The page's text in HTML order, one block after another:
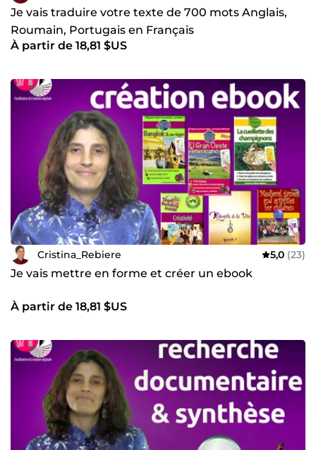
Je vais traduire votre texte de 700 mots Anglais,
Roumain, Portugais en Français
À partir de 18,81 $US
Cristina_Rebiere 5,0 (23)
Je vais mettre en forme et créer un ebook
À partir de 18,81 $US